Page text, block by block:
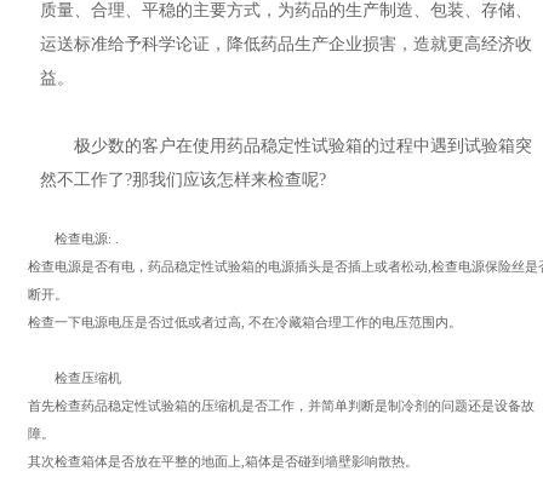
质量、合理、平稳的主要方式，为药品的生产制造、包装、存储、
运送标准给予科学论证，降低药品生产企业损害，造就更高经济收
益。
极少数的客户在使用药品稳定性试验箱的过程中遇到试验箱突
然不工作了?那我们应该怎样来检查呢?
检查电源: .
检查电源是否有电，药品稳定性试验箱的电源插头是否插上或者松动,检查电源保险丝是
断开。
检查一下电源电压是否过低或者过高, 不在冷藏箱合理工作的电压范围内。
检查压缩机
首先检查药品稳定性试验箱的压缩机是否工作，并简单判断是制冷剂的问题还是设备故
障。
其次检查箱体是否放在平整的地面上,箱体是否碰到墙壁影响散热。